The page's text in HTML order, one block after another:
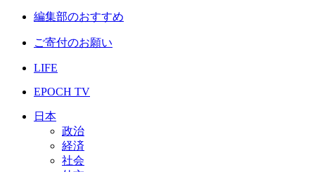
編集部のおすすめ
ご寄付のお願い
LIFE
EPOCH TV
日本
政治
経済
社会